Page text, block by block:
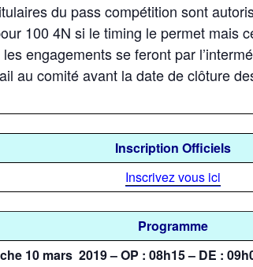
du pass compétition sont
100 4N si le timing le permet mais
engagements se feront par
au comité avant la date de clôture
Inscription Officiels
Inscrivez vous ici
Programme
10 mars 2019 – OP : 08h15 – DE :